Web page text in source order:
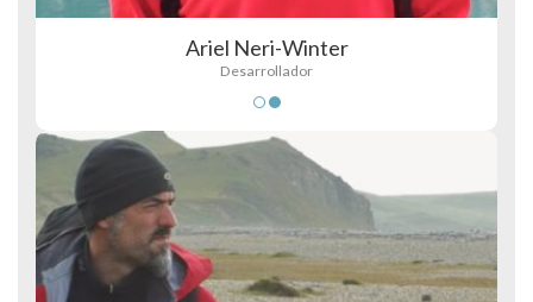
Ariel Neri-Winter
Desarrollador